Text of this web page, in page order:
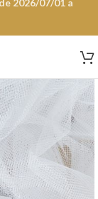
2026/07/01 a